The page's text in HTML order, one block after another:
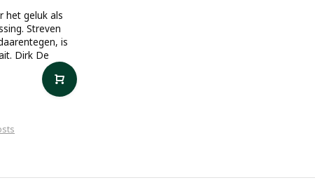
het geluk als
Streven
is
Dirk De